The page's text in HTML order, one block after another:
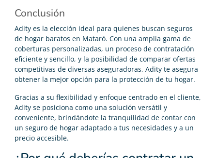
Conclusión
Adity es la elección ideal para quienes buscan seguros
de hogar baratos en Mataró. Con una amplia gama de
coberturas personalizadas, un proceso de contratación
eficiente y sencillo, y la posibilidad de comparar ofertas
competitivas de diversas aseguradoras, Adity te asegura
obtener la mejor opción para la protección de tu hogar.
Gracias a su flexibilidad y enfoque centrado en el cliente,
Adity se posiciona como una solución versátil y
conveniente, brindándote la tranquilidad de contar con
un seguro de hogar adaptado a tus necesidades y a un
precio accesible.